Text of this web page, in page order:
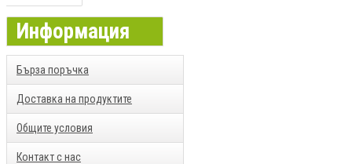
Информация
Бърза поръчка
Доставка на продуктите
Общите условия
Контакт с нас